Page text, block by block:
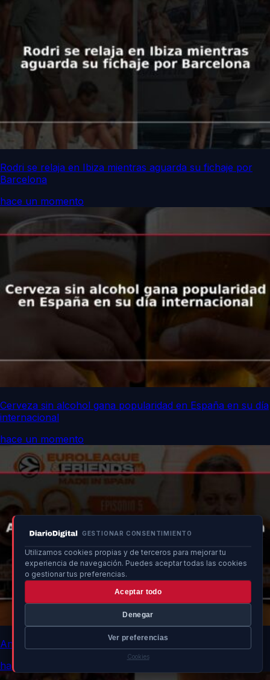
GESTIONAR CONSENTIMIENTO
Utilizamos cookies propias y de terceros para mejorar tu
experiencia de navegación. Puedes aceptar todas las cookies
o gestionar tus preferencias.
Aceptar todo
Denegar
Ver preferencias
Cookies
Rodri se relaja en Ibiza mientras aguarda su fichaje por
Barcelona
hace un momento
Cerveza sin alcohol gana popularidad en España en su día
internacional
hace un momento
Antoni Daimiel despide la temporada con un análisis final
hace un momento